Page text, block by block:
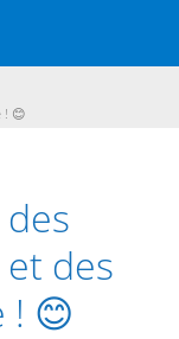
! 😊
des
des
! 😊